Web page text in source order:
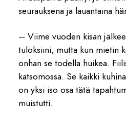
seurauksena ja lauantaina
– Viime vuoden kisan
tuloksiini, mutta kun mietin
onhan se todella huikea.
katsomossa. Se kaikki
on yksi iso osa tätä
muistutti.